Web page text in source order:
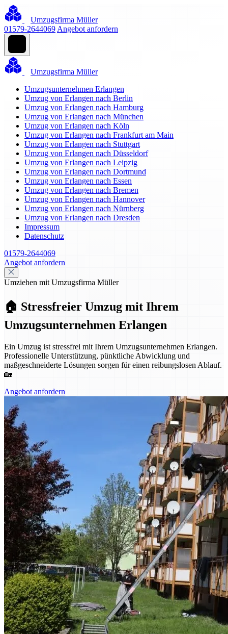
Umzugsfirma Müller
01579-2644069 Angebot anfordern
Umzugsfirma Müller
Umzugsunternehmen Erlangen
Umzug von Erlangen nach Berlin
Umzug von Erlangen nach Hamburg
Umzug von Erlangen nach München
Umzug von Erlangen nach Köln
Umzug von Erlangen nach Frankfurt am Main
Umzug von Erlangen nach Stuttgart
Umzug von Erlangen nach Düsseldorf
Umzug von Erlangen nach Leipzig
Umzug von Erlangen nach Dortmund
Umzug von Erlangen nach Essen
Umzug von Erlangen nach Bremen
Umzug von Erlangen nach Hannover
Umzug von Erlangen nach Nürnberg
Umzug von Erlangen nach Dresden
Impressum
Datenschutz
01579-2644069
Angebot anfordern
Umziehen mit Umzugsfirma Müller
🏠 Stressfreier Umzug mit Ihrem
Umzugsunternehmen Erlangen
Ein Umzug ist stressfrei mit Ihrem Umzugsunternehmen Erlangen.
Professionelle Unterstützung, pünktliche Abwicklung und
maßgeschneiderte Lösungen sorgen für einen reibungslosen Ablauf.
🏡
Angebot anfordern